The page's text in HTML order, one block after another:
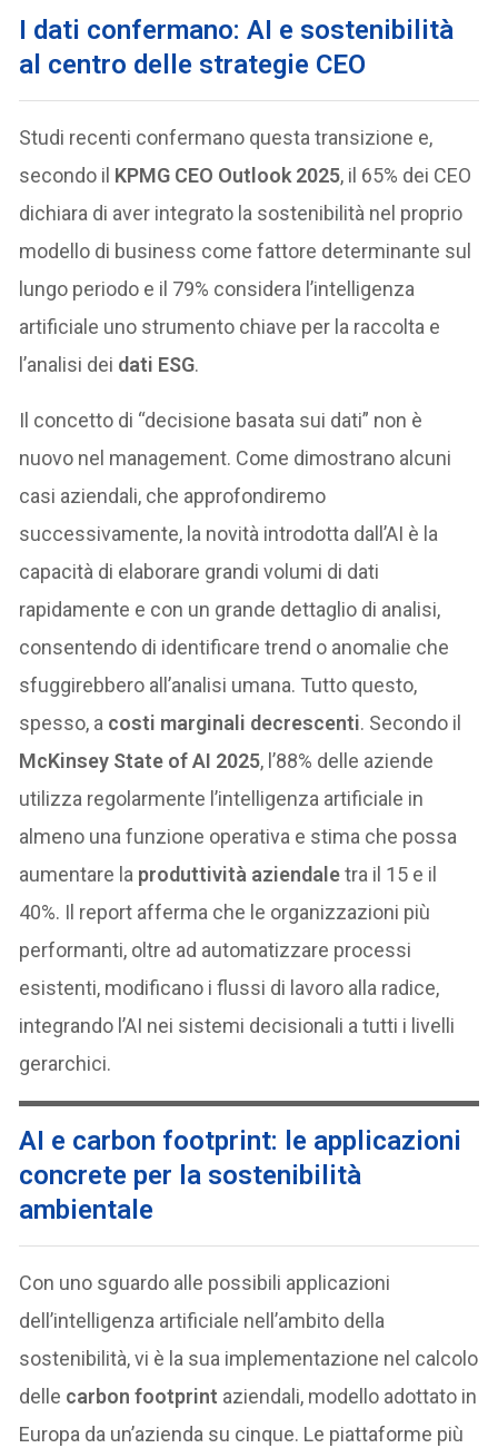
I dati confermano: AI e sostenibilità
al centro delle strategie CEO
Studi recenti confermano questa transizione e,
secondo il KPMG CEO Outlook 2025, il 65% dei CEO
dichiara di aver integrato la sostenibilità nel proprio
modello di business come fattore determinante sul
lungo periodo e il 79% considera l’intelligenza
artificiale uno strumento chiave per la raccolta e
l’analisi dei dati ESG.
Il concetto di “decisione basata sui dati” non è
nuovo nel management. Come dimostrano alcuni
casi aziendali, che approfondiremo
successivamente, la novità introdotta dall’AI è la
capacità di elaborare grandi volumi di dati
rapidamente e con un grande dettaglio di analisi,
consentendo di identificare trend o anomalie che
sfuggirebbero all’analisi umana. Tutto questo,
spesso, a costi marginali decrescenti. Secondo il
McKinsey State of AI 2025, l’88% delle aziende
utilizza regolarmente l’intelligenza artificiale in
almeno una funzione operativa e stima che possa
aumentare la produttività aziendaletra il 15 e il
40%. Il report afferma che le organizzazioni più
performanti, oltre ad automatizzare processi
esistenti, modificano i flussi di lavoro alla radice,
integrando l’AI nei sistemi decisionali a tutti i livelli
gerarchici.
AI e carbon footprint: le applicazioni
concrete per la sostenibilità
ambientale
Con uno sguardo alle possibili applicazioni
dell’intelligenza artificiale nell’ambito della
sostenibilità, vi è la sua implementazione nel calcolo
delle carbon footprint aziendali, modello adottato in
Europa da un’azienda su cinque. Le piattaforme più